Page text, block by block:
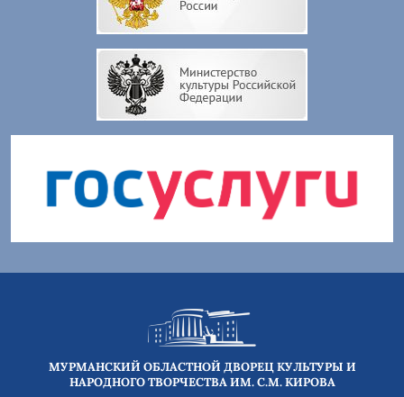
МУРМАНСКИЙ ОБЛАСТНОЙ ДВОРЕЦ КУЛЬТУРЫ И
НАРОДНОГО ТВОРЧЕСТВА ИМ. С.М. КИРОВА